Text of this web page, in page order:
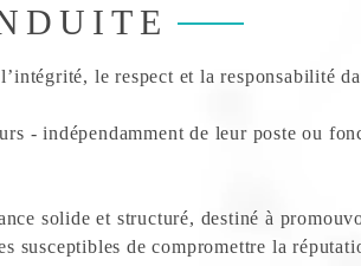
le respect et la responsabilité
- indépendamment de leur poste ou
solide et structuré, destiné à
de compromettre la